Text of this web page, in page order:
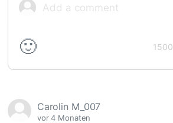
🙂 1500
Carolin M_007
vor 4 Monaten